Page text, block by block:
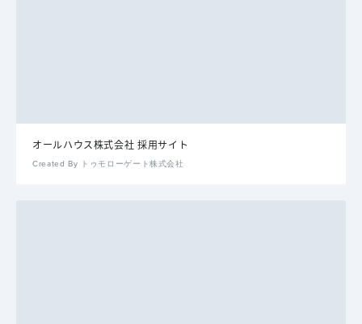
オールハウス株式会社 採用サイト
Created By トゥモローゲート株式会社